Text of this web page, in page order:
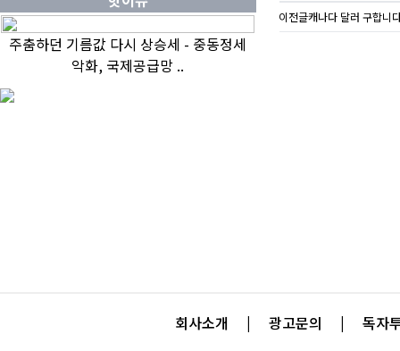
주춤하던 기름값 다시 상승세 - 중동정세
악화, 국제공급망 ..
이전글캐나다 달러 구합니
회사소개 | 광고문의 | 독자